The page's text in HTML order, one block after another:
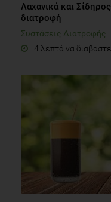
Λαχανικά και
διατροφή
Συστάσεις Διατροφής
4 λεπτά να